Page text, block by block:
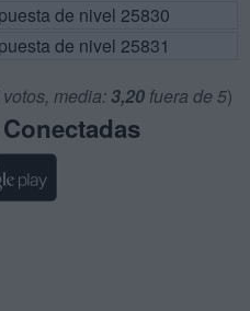
de nivel 25830
de nivel 25831
votos, media: 3,20 fuera de 5)